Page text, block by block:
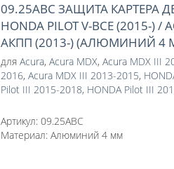
09.25ABC ЗАЩИТА КАРТЕРА
HONDA PILOT V-ВСЕ (2015-) /
АКПП (2013-) (АЛЮМИНИЙ 4
для Acura, Acura MDX, Acura MDX III
2016, Acura MDX III 2013-2015,
Pilot III 2015-2018, HONDA Pilot III
Артикул: 09.25ABC
Материал: Алюминий 4 мм